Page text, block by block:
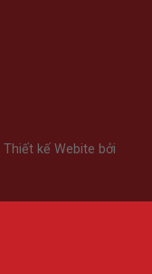
Thiết kế Webite bởi